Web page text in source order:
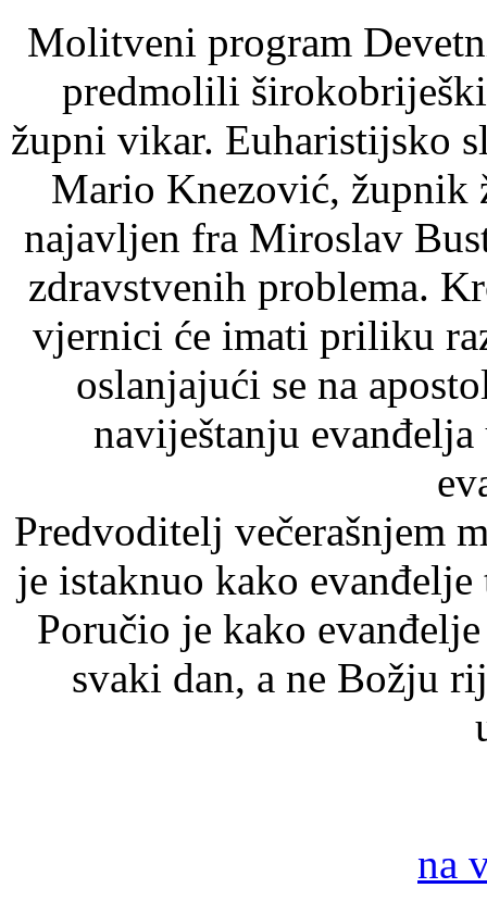
Molitveni program
predmolili
župni vikar. Euharistijsko
Mario Knezović, župnik
najavljen fra Miroslav
zdravstvenih problema.
vjernici će imati priliku
oslanjajući se na
naviještanju
Predvoditelj večerašnjem
je istaknuo kako
Poručio je kako
svaki dan, a ne Božju
na